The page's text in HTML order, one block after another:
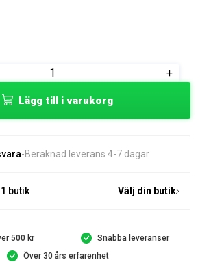
+
Lägg till i varukorg
Beräknad leverans 4-7 dagar
butik Välj din butik
500 kr
Snabba leveranser
Över 30 års erfarenhet